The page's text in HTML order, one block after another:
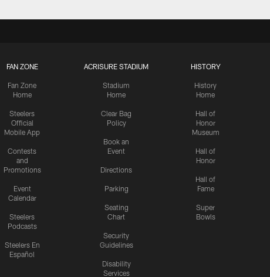
FAN ZONE
Fan Zone
Home
Steelers
Official
Mobile App
Contests
and
Promotions
Event
Calendar
Steelers
Podcasts
Steelers En
Español
ACRISURE STADIUM
Stadium
Home
Clear Bag
Policy
Book an
Event
Directions
Parking
Seating
Chart
Security
Guidelines
Disability
Services
HISTORY
History
Home
Hall of
Honor
Museum
Hall of
Honor
Hall of
Fame
Super
Bowls